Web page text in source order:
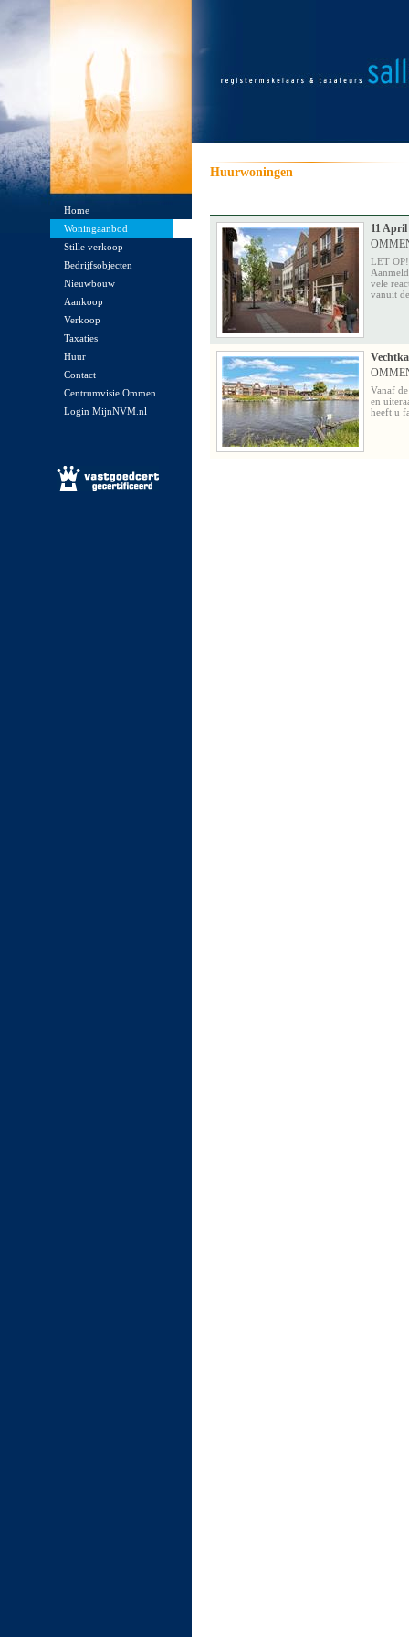
Home
Woningaanbod
Stille verkoop
Bedrijfsobjecten
Nieuwbouw
Aankoop
Verkoop
Taxaties
Huur
Contact
Centrumvisie Ommen
Login MijnNVM.nl
Huurwoningen
11 April
LET
vele
vanuit
Vanaf
en
heeft u